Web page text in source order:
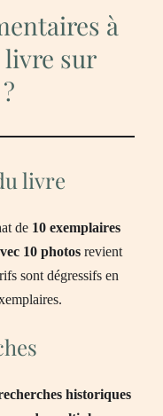
à
livre sur
livre
de 10 exemplaires
10 photos revient
sont dégressifs en
historiques